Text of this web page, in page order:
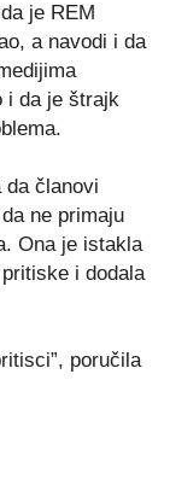
je REM
a navodi i da
i da je štrajk
da članovi
ne primaju
Ona je istakla
i dodala
poručila